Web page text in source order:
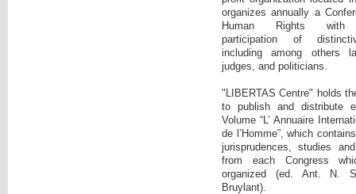
organizes annually a
Human Rights with
participation of
including among others
judges, and politicians.
"LIBERTAS Centre" holds
to publish and distribute
Volume “L’ Annuaire
de l’Homme”, which
jurisprudences, studies
from each Congress
organized (ed. Ant. N.
Bruylant).